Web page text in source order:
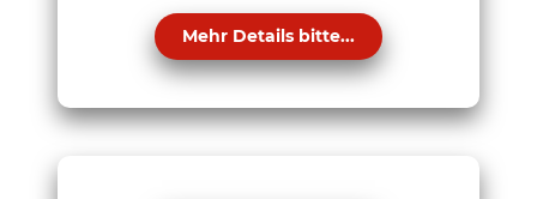
Mehr Details bitte...